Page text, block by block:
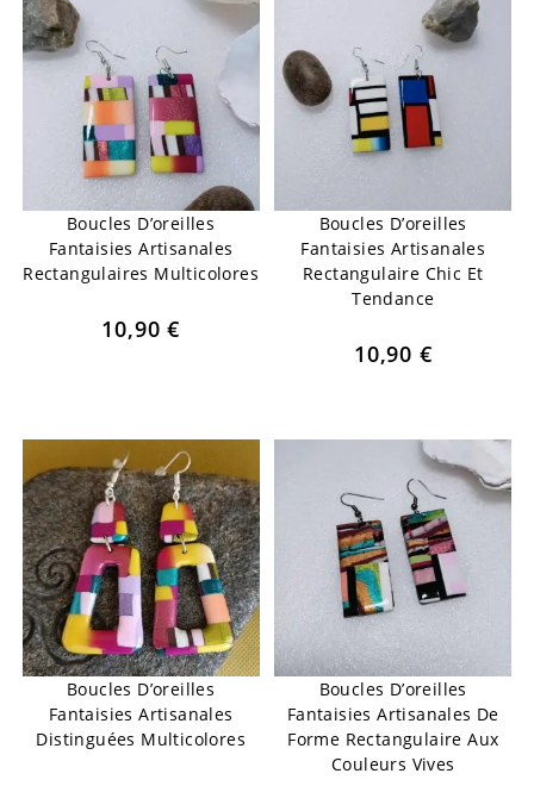
Boucles D’oreilles
Fantaisies Artisanales
Rectangulaires Multicolores
10,90€
Boucles D’oreilles
Fantaisies Artisanales
Rectangulaire Chic Et
Tendance
10,90 €
Boucles D’oreilles
Fantaisies Artisanales
Distinguées Multicolores
Boucles D’oreilles
Fantaisies Artisanales De
Forme Rectangulaire Aux
Couleurs Vives